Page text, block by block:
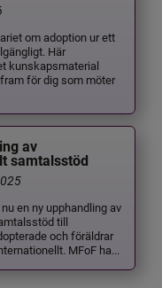
om adoption ur ett
Här
kunskapsmaterial
för dig som möter
av
samtalsstöd
en ny upphandling av
till
och föräldrar
MFoF ha...